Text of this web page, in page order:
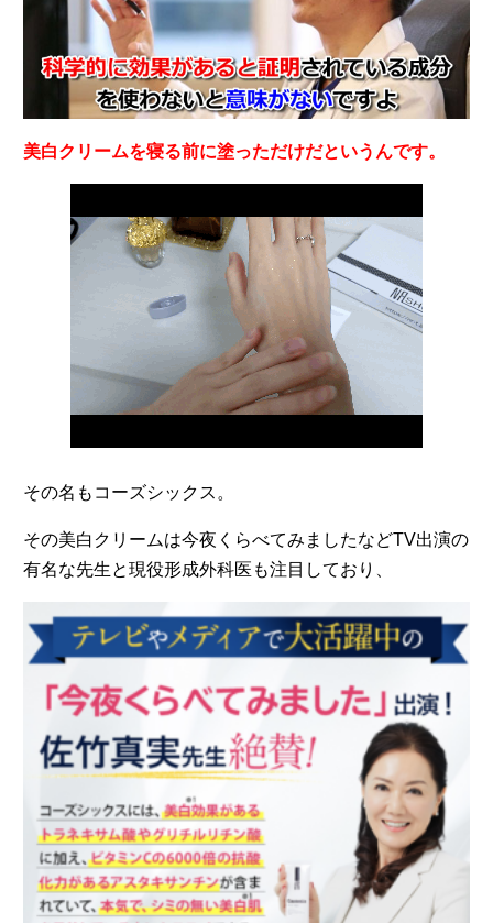
美白クリームを寝る前に塗っただけだというんです。
その名もコーズシックス。
その美白クリームは今夜くらべてみましたなどTV出演の
有名な先生と現役形成外科医も注目しており、